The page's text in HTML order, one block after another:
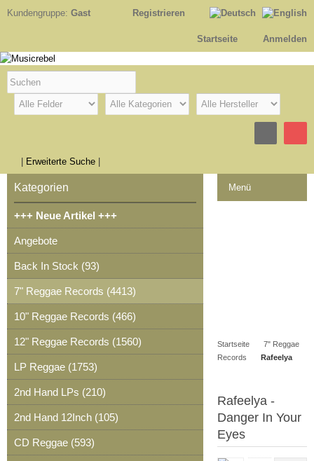
Kundengruppe: Gast Registrieren
Anmelden
Startseite
Erweiterte Suche
Menü
Startseite
7" Reggae
Records
Rafeelya
Rafeelya -
Danger In Your
Eyes
Kategorien
+++ Neue Artikel +++
Angebote
Back In Stock (93)
7" Reggae Records (4413)
10" Reggae Records (466)
12" Reggae Records (1560)
LP Reggae (1753)
2nd Hand LPs (210)
2nd Hand 12Inch (105)
CD Reggae (593)